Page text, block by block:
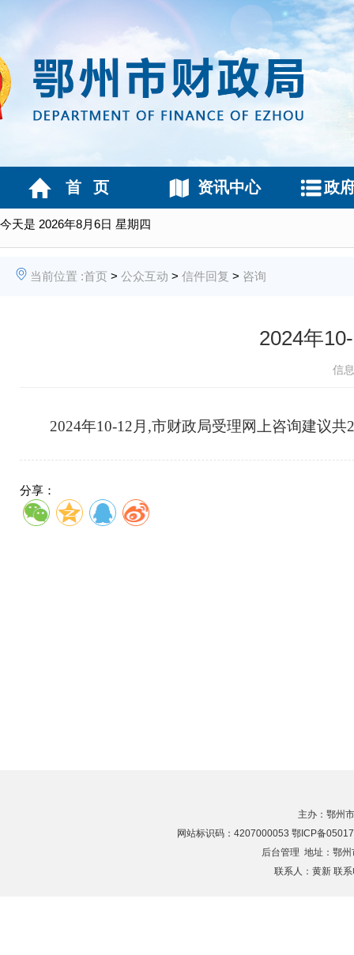
今天是 2026年8月6日 星期四
首 页 资讯中心 政
当前位置 :首页 > 公众互动 > 信件回复 > 咨询
2024年
信
2024年10-12月,市财政局受理网上咨询建议共
分享：
主办：鄂州
网站标识码：4207000053 鄂ICP备
后台管理 地址：鄂
联系人：黄新 联